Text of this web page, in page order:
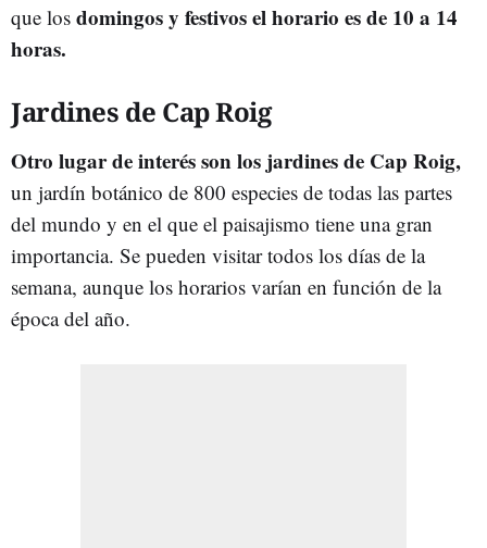
que los domingos y festivos el horario es de 10 a 14
horas.
Jardines de Cap Roig
Otro lugar de interés son los jardines de Cap Roig,
un jardín botánico de 800 especies de todas las partes
del mundo y en el que el paisajismo tiene una gran
importancia. Se pueden visitar todos los días de la
semana, aunque los horarios varían en función de la
época del año.